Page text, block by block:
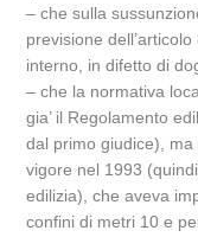
– che sulla
previsione
interno, in difetto di
– che la normativa
gia’ il Regolamento
dal primo giudice),
vigore nel 1993
edilizia), che aveva
confini di metri 10 e